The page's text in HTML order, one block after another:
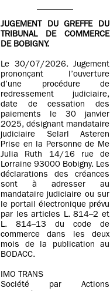
JUGEMENT DU GREFFE DU
TRIBUNAL DE COMMERCE
DE BOBIGNY.
Le 30/07/2026. Jugement
prononçant l’ouverture
d’une procédure de
redressement judiciaire,
date de cessation des
paiements le 30 janvier
2025, désignant mandataire
judiciaire Selarl Asteren
Prise en la Personne de Me
Julia Ruth 14/16 rue de
Lorraine 93000 Bobigny. Les
déclarations des créances
sont à adresser au
mandataire judiciaire ou sur
le portail électronique prévu
par les articles L. 814–2 et
L. 814–13 du code de
commerce dans les deux
mois de la publication au
BODACC.
IMO TRANS
Société par Actions